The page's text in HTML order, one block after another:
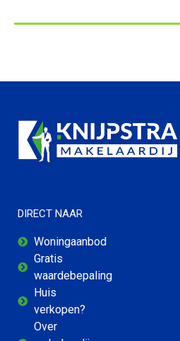
DIRECT NAAR
Woningaanbod
Gratis
waardebepaling
Huis
verkopen?
Over